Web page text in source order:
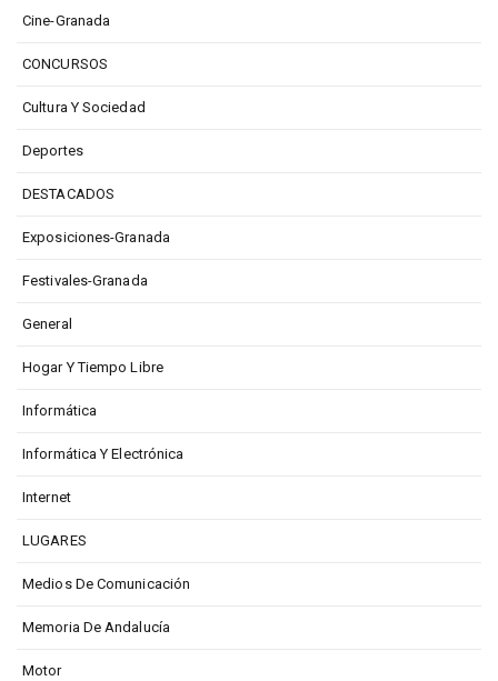
Cine-Granada
CONCURSOS
Cultura Y Sociedad
Deportes
DESTACADOS
Exposiciones-Granada
Festivales-Granada
General
Hogar Y Tiempo Libre
Informática
Informática Y Electrónica
Internet
LUGARES
Medios De Comunicación
Memoria De Andalucía
Motor